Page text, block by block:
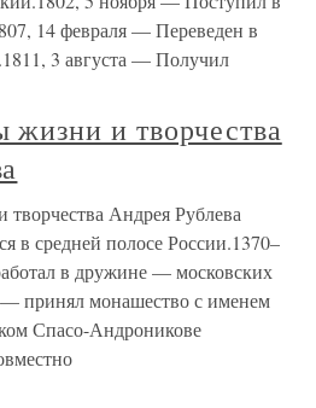
14 февраля — Переведен в
3 августа — Получил
жизни и творчества
Андрея Рублева
в средней полосе России.1370–
в дружине — московских
принял монашество с именем
Спасо-Андроникове